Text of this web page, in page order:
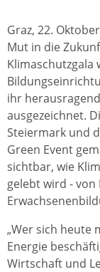
Graz, 22.
Mut in die
Klimaschutzgala
ihr
ausgezeichnet.
Steiermark und
Green Event
sichtbar, wie
gelebt wird -
„Wer sich heute
Energie
Wirtschaft und